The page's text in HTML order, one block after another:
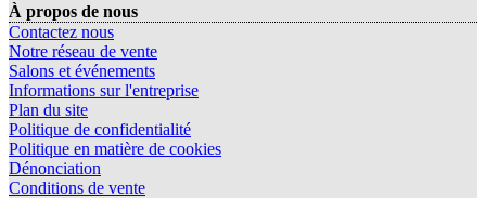
À propos de nous
Contactez nous
Notre réseau de vente
Salons et événements
Informations sur l'entreprise
Plan du site
Politique de confidentialité
Politique en matière de cookies
Dénonciation
Conditions de vente